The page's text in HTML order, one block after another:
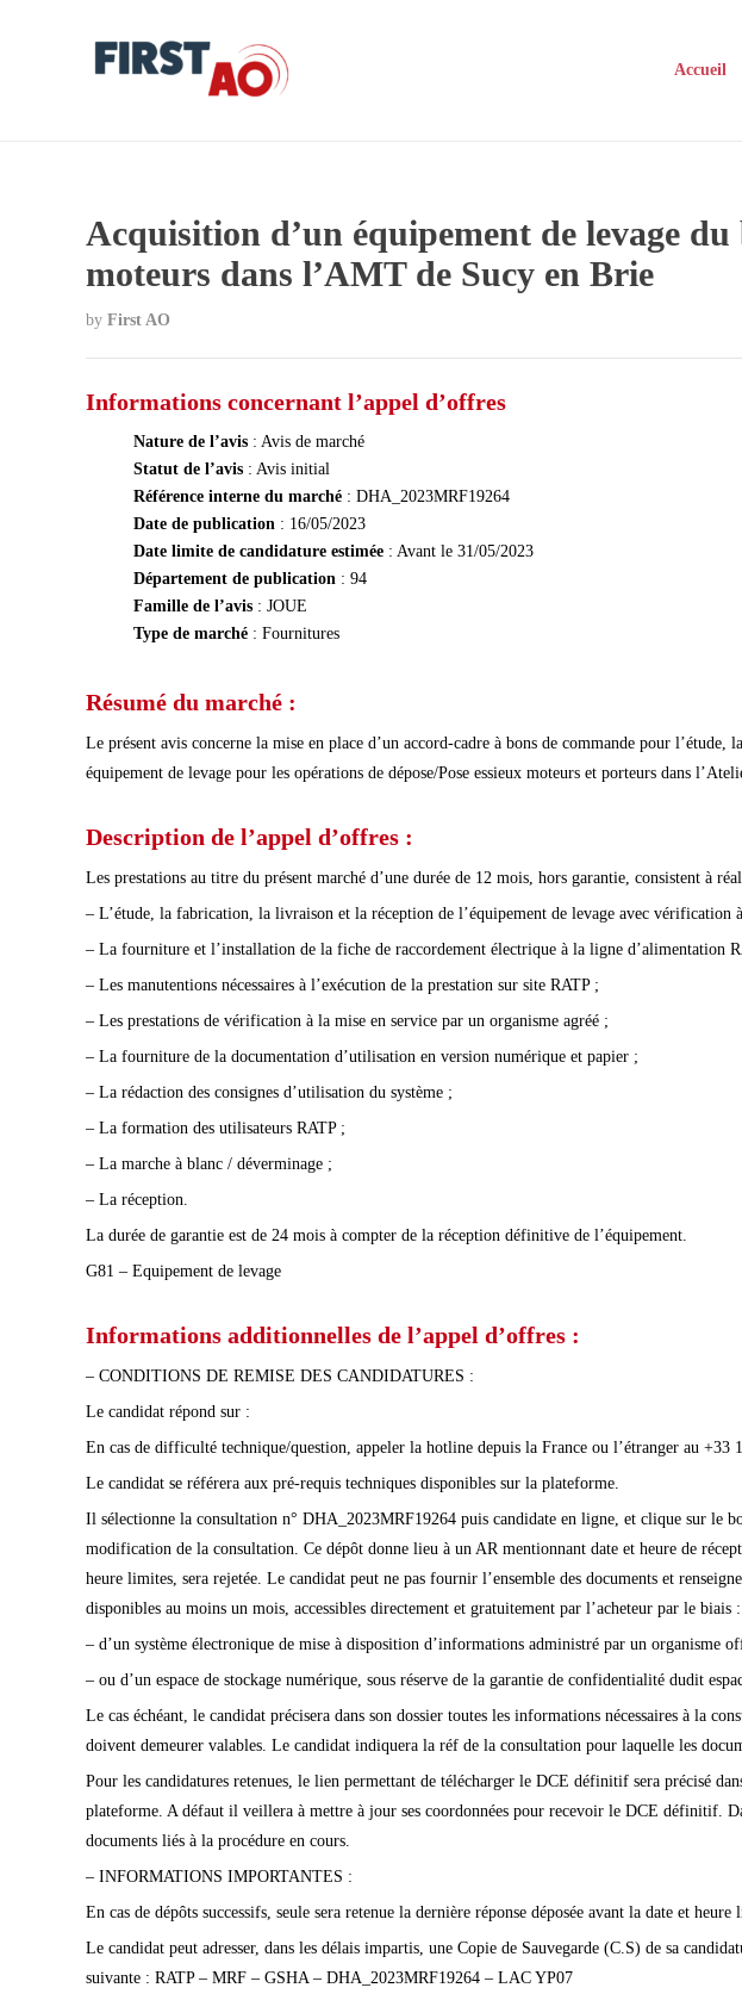
Accueil
Acquisition d’un équipement de levage du
moteurs dans l’AMT de Sucy en Brie
by First AO
Informations concernant l’appel d’offres
Nature de l’avis : Avis de marché
Statut de l’avis : Avis initial
Référence interne du marché : DHA_2023MRF19264
Date de publication : 16/05/2023
Date limite de candidature estimée : Avant le 31/05/2023
Département de publication : 94
Famille de l’avis : JOUE
Type de marché : Fournitures
Résumé du marché :
Le présent avis concerne la mise en place d’un accord-cadre à bons de commande pour
équipement de levage pour les opérations de dépose/Pose essieux moteurs et porteurs dans
Description de l’appel d’offres :
Les prestations au titre du présent marché d’une durée de 12 mois, hors garantie, consistent à
– L’étude, la fabrication, la livraison et la réception de l’équipement de levage avec vérification
– La fourniture et l’installation de la fiche de raccordement électrique à la ligne d’alimentation
– Les manutentions nécessaires à l’exécution de la prestation sur site RATP ;
– Les prestations de vérification à la mise en service par un organisme agréé ;
– La fourniture de la documentation d’utilisation en version numérique et papier ;
– La rédaction des consignes d’utilisation du système ;
– La formation des utilisateurs RATP ;
– La marche à blanc / déverminage ;
– La réception.
La durée de garantie est de 24 mois à compter de la réception définitive de l’équipement.
G81 – Equipement de levage
Informations additionnelles de l’appel d’offres :
– CONDITIONS DE REMISE DES CANDIDATURES :
Le candidat répond sur :
En cas de difficulté technique/question, appeler la hotline depuis la France ou l’étranger au +33
Le candidat se référera aux pré-requis techniques disponibles sur la plateforme.
Il sélectionne la consultation n° DHA_2023MRF19264 puis candidate en ligne, et clique sur le
modification de la consultation. Ce dépôt donne lieu à un AR mentionnant date et heure de
heure limites, sera rejetée. Le candidat peut ne pas fournir l’ensemble des documents et
disponibles au moins un mois, accessibles directement et gratuitement par l’acheteur par le biais :
– d’un système électronique de mise à disposition d’informations administré par un organisme
– ou d’un espace de stockage numérique, sous réserve de la garantie de confidentialité dudit
Le cas échéant, le candidat précisera dans son dossier toutes les informations nécessaires à la
doivent demeurer valables. Le candidat indiquera la réf de la consultation pour laquelle les
Pour les candidatures retenues, le lien permettant de télécharger le DCE définitif sera précisé
plateforme. A défaut il veillera à mettre à jour ses coordonnées pour recevoir le DCE définitif.
documents liés à la procédure en cours.
– INFORMATIONS IMPORTANTES :
En cas de dépôts successifs, seule sera retenue la dernière réponse déposée avant la date et
Le candidat peut adresser, dans les délais impartis, une Copie de Sauvegarde (C.S) de sa
suivante : RATP – MRF – GSHA – DHA_2023MRF19264 – LAC YP07